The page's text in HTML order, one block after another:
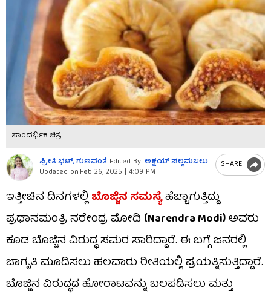
ಸಾಂದರ್ಭಿಕ ಚಿತ್ರ
ಪ್ರೀತಿ ಭಟ್​, ಗುಣವಂತೆ Edited By: ಅಕ್ಷಯ್​ ಪಲ್ಲಮಜಲು​​
Updated on:Feb 26, 2025 | 4:09 PM
SHARE
ಇತ್ತೀಚಿನ ದಿನಗಳಲ್ಲಿಬೊಜ್ಜಿನ ಸಮಸ್ಯೆಹೆಚ್ಚಾಗುತ್ತಿದ್ದು
ಪ್ರಧಾನಮಂತ್ರಿ ನರೇಂದ್ರ ಮೋದಿ (Narendra Modi)ಅವರು
ಕೂಡ ಬೊಜ್ಜಿನ ವಿರುದ್ಧ ಸಮರ ಸಾರಿದ್ದಾರೆ. ಈ ಬಗ್ಗೆ ಜನರಲ್ಲಿ
ಜಾಗೃತಿ ಮೂಡಿಸಲು ಹಲವಾರು ರೀತಿಯಲ್ಲಿ ಪ್ರಯತ್ನಿಸುತ್ತಿದ್ದಾರೆ.
ಬೊಜ್ಜಿನ ವಿರುದ್ಧದ ಹೋರಾಟವನ್ನು ಬಲಪಡಿಸಲು ಮತ್ತು